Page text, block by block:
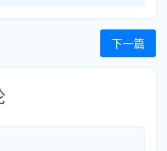
下一篇